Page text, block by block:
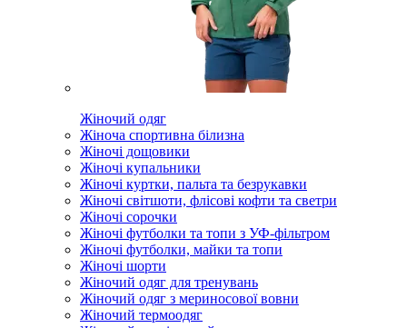
Жіночий одяг
Жіноча спортивна білизна
Жіночі дощовики
Жіночі купальники
Жіночі куртки, пальта та безрукавки
Жіночі світшоти, флісові кофти та светри
Жіночі сорочки
Жіночі футболки та топи з УФ-фільтром
Жіночі футболки, майки та топи
Жіночі шорти
Жіночий одяг для тренувань
Жіночий одяг з мериносової вовни
Жіночий термоодяг